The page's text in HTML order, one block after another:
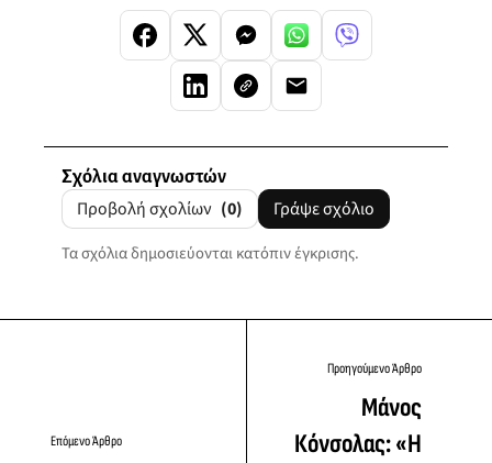
Σχόλια αναγνωστών
Προβολή σχολίων (0) Γράψε σχόλιο
Τα σχόλια δημοσιεύονται κατόπιν έγκρισης.
Επόμενο Άρθρο
Προηγούμενο Άρθρο
Μάνος
Κόνσολας: «Η